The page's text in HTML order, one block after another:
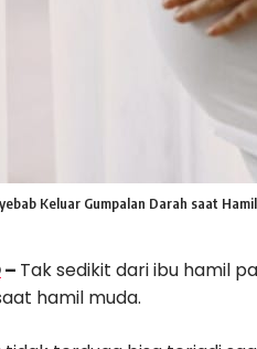
Keluar Gumpalan Darah saat
– Tak sedikit dari ibu hamil
hamil muda.